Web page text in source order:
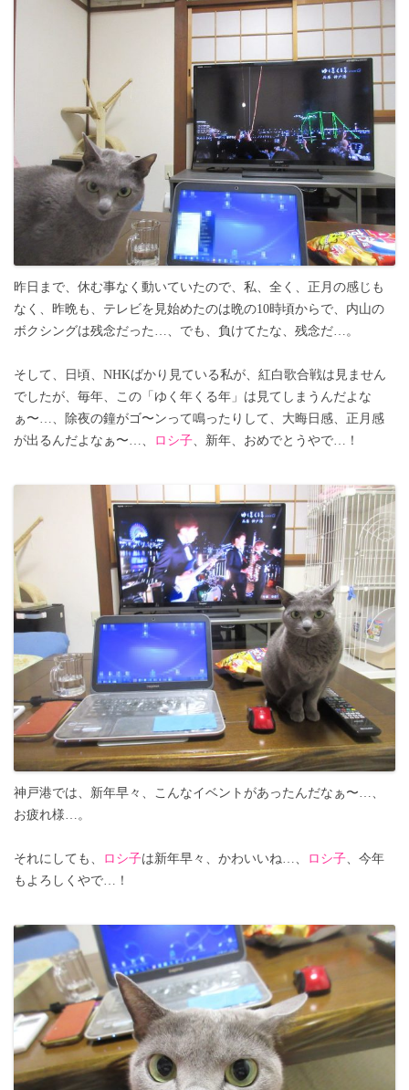
昨日まで、休む事なく動いていたので、私、全く、正月の感じも
なく、昨晩も、テレビを見始めたのは晩の10時頃からで、内山の
ボクシングは残念だった…、でも、負けてたな、残念だ…。
そして、日頃、NHKばかり見ている私が、紅白歌合戦は見ません
でしたが、毎年、この「ゆく年くる年」は見てしまうんだよな
ぁ〜…、除夜の鐘がゴ〜ンって鳴ったりして、大晦日感、正月感
が出るんだよなぁ〜…、
ロシ子、新年、おめでとうやで…！
神戸港では、新年早々、こんなイベントがあったんだなぁ〜…、
お疲れ様…。
それにしても、 ロシ子は新年早々、かわいいね…、 ロシ子 、今年
もよろしくやで…！